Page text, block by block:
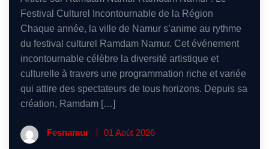
Festival Culturel Incontournable de la Région
Chaque année, la ville de Namur s’anime au rythme
du festival culturel Ramdam Namur. Cet événement
incontournable célèbre la diversité artistique et
culturelle à travers une programmation riche et variée
qui attire des spectateurs de tous horizons. Depuis sa
création, Ramdam […]
Fesnamur 01 Août 2026